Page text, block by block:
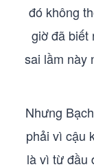
đó không
giờ đã biết
sai lầm này
Nhưng
phải vì cậu
là vì từ đầu